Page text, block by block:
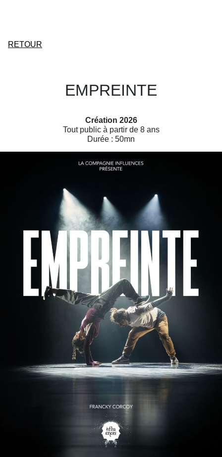
RETOUR
EMPREINTE
Création 2026
Tout public à partir de 8 ans
Durée : 50mn